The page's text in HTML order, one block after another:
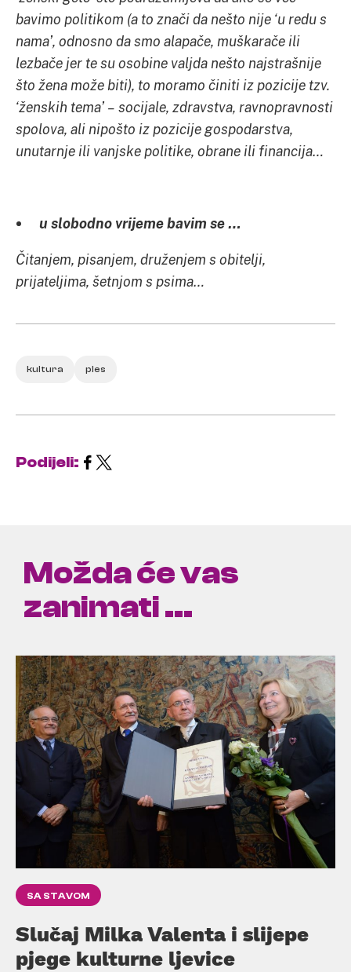
bavimo politikom (a to znači da nešto nije ‘u redu s
nama’, odnosno da smo alapače, muškarače ili
lezbače jer te su osobine valjda nešto najstrašnije
što žena može biti), to moramo činiti iz pozicije tzv.
‘ženskih tema’ – socijale, zdravstva, ravnopravnosti
spolova, ali nipošto iz pozicije gospodarstva,
unutarnje ili vanjske politike, obrane ili financija…
u slobodno vrijeme bavim se …
Čitanjem, pisanjem, druženjem s obitelji,
prijateljima, šetnjom s psima…
kultura ples
Podijeli:
Možda će vas
zanimati ...
SA STAVOM
Slučaj Milka Valenta i slijepe
pjege kulturne ljevice